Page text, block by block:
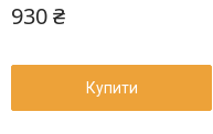
930 ₴
Купити